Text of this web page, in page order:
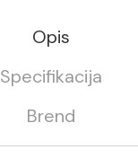
Opis
Specifikacija
Brend